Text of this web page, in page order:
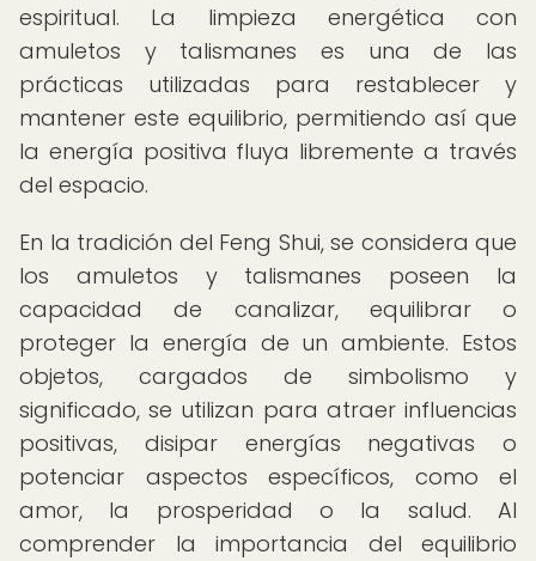
espiritual. La limpieza energética con
amuletos y talismanes es una de las
prácticas utilizadas para restablecer y
mantener este equilibrio, permitiendo así que
la energía positiva fluya libremente a través
del espacio.
En la tradición del Feng Shui, se considera que
los amuletos y talismanes poseen la
capacidad de canalizar, equilibrar o
proteger la energía de un ambiente. Estos
objetos, cargados de simbolismo y
significado, se utilizan para atraer influencias
positivas, disipar energías negativas o
potenciar aspectos específicos, como el
amor, la prosperidad o la salud. Al
comprender la importancia del equilibrio